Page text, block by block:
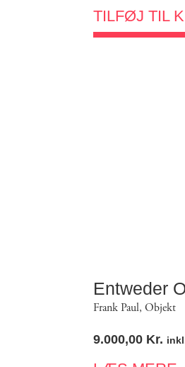
TILFØJ TIL
Entweder
Frank Paul, Objekt
9.000,00 Kr.